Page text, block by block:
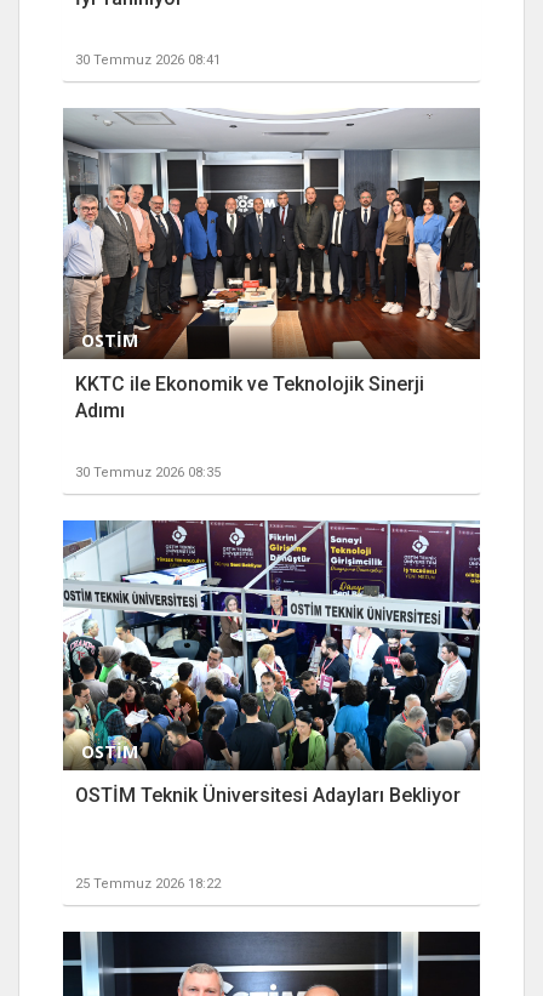
30 Temmuz 2026 08:41
OSTİM
KKTC ile Ekonomik ve Teknolojik Sinerji
Adımı
30 Temmuz 2026 08:35
OSTİM
OSTİM Teknik Üniversitesi Adayları Bekliyor
25 Temmuz 2026 18:22